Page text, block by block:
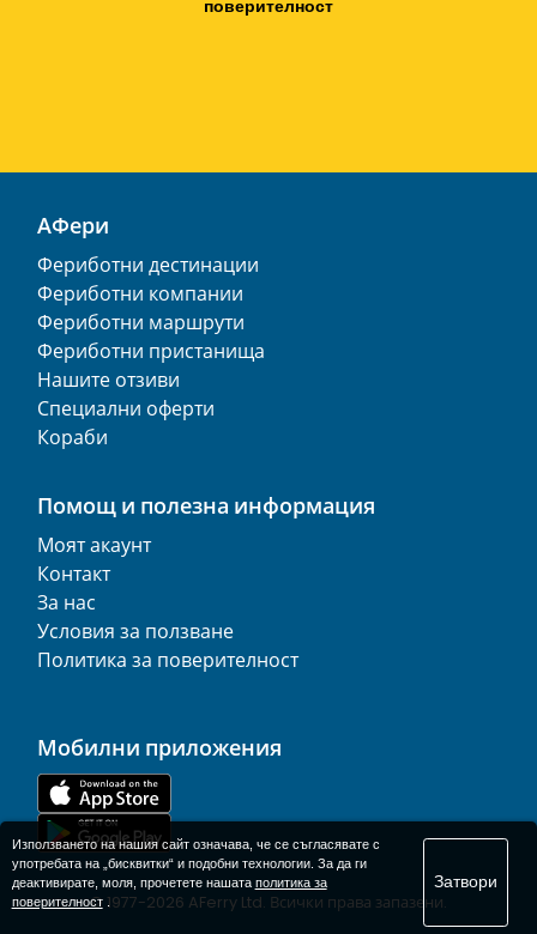
поверителност
АФери
Фериботни дестинации
Фериботни компании
Фериботни маршрути
Фериботни пристанища
Нашите отзиви
Специални оферти
Кораби
Помощ и полезна информация
Моят акаунт
Контакт
За нас
Условия за ползване
Политика за поверителност
Мобилни приложения
© 1977-2026 AFerry Ltd. Всички права запазени.
Използването на нашия сайт означава, че се съгласявате с
употребата на „бисквитки“ и подобни технологии. За да ги
деактивирате, моля, прочетете нашата политика за
поверителност.
Затвори